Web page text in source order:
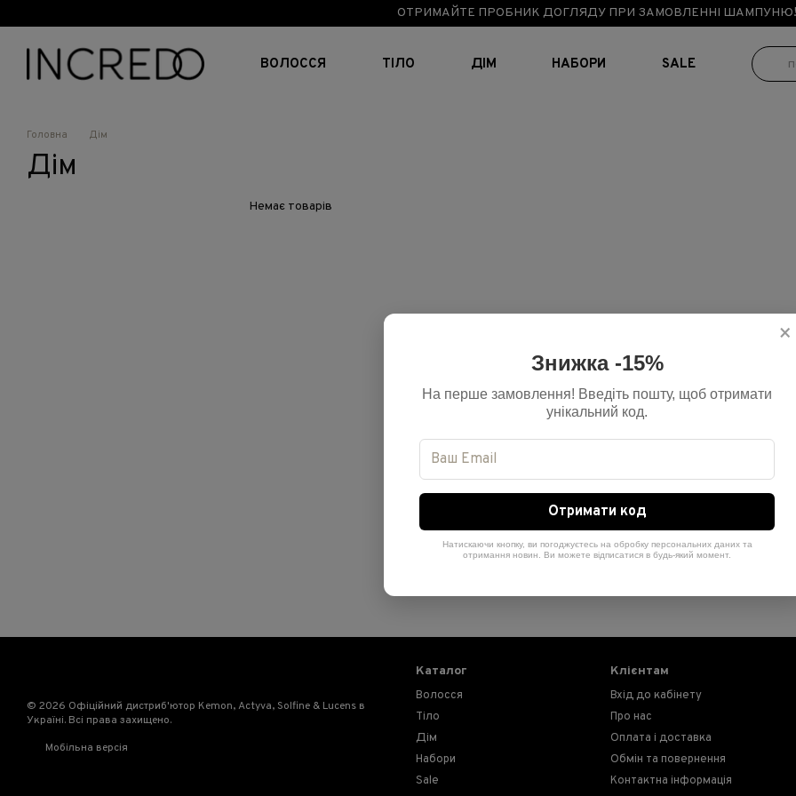
ОТРИМАЙТЕ ПРОБНИК ДОГЛЯДУ ПРИ ЗАМОВЛЕННІ ШАМПУНЮ!
ВОЛОССЯ ТІЛО ДІМ НАБОРИ SALE
Головна Дім
Дім
Немає товарів
© 2026 Офіційний дистриб'ютор Kemon, Actyva, Solfine & Lucens в
Україні. Всі права захищено.
Мобільна версія
Каталог
Волосся
Тіло
Дім
Набори
Sale
Клієнтам
Вхід до кабінету
Про нас
Оплата і доставка
Обмін та повернення
Контактна інформація
×
Знижка -15%
На перше замовлення! Введіть пошту, щоб отримати
унікальний код.
Отримати код
Натискаючи кнопку, ви погоджуєтесь на обробку персональних даних та
отримання новин. Ви можете відписатися в будь-який момент.